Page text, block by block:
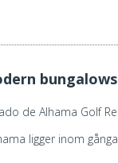
de Alhama Golf
ligger inom